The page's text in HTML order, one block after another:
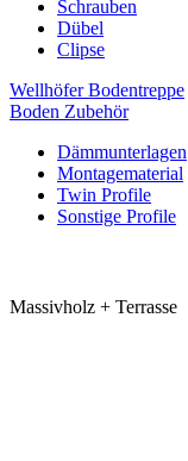
Schrauben
Dübel
Clipse
Wellhöfer Bodentreppe
Boden Zubehör
Dämmunterlagen
Montagematerial
Twin Profile
Sonstige Profile
Massivholz + Terrasse